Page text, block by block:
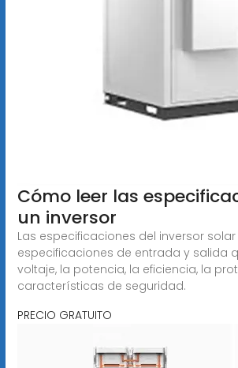
Cómo leer las
un inversor
Las especificaciones del inversor
especificaciones de entrada y salida
voltaje, la potencia, la eficiencia, la
características de seguridad.
PRECIO GRATUITO